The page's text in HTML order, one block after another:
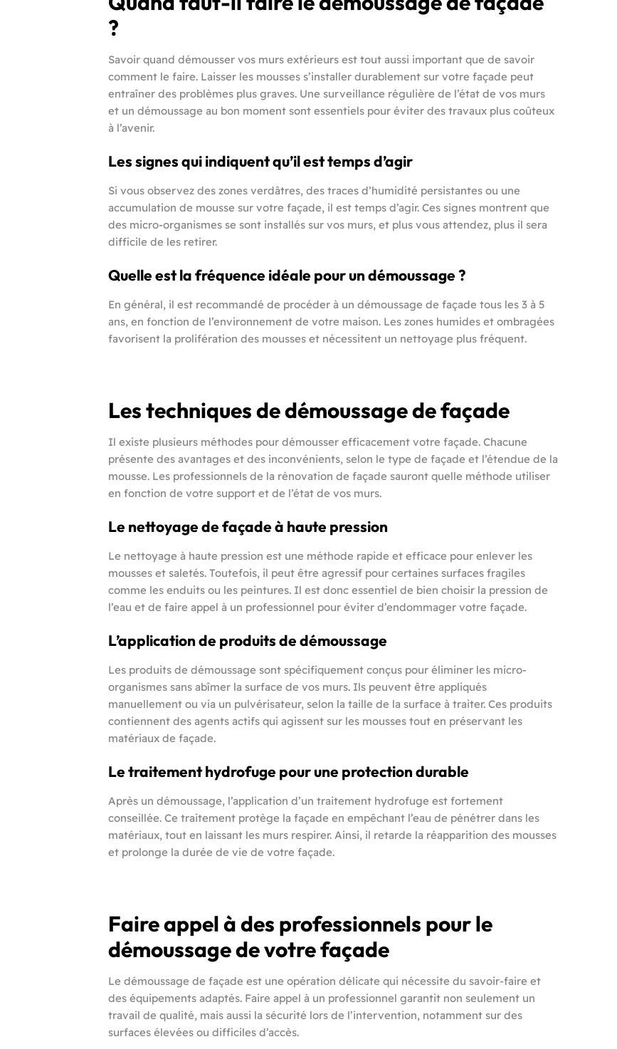
?
Savoir quand démousser vos murs extérieurs est tout aussi important que de savoir
comment le faire. Laisser les mousses s’installer durablement sur votre façade peut
entraîner des problèmes plus graves. Une surveillance régulière de l’état de vos murs
et un démoussage au bon moment sont essentiels pour éviter des travaux plus coûteux
à l’avenir.
Les signes qui indiquent qu’il est temps d’agir
Si vous observez des zones verdâtres, des traces d’humidité persistantes ou une
accumulation de mousse sur votre façade, il est temps d’agir. Ces signes montrent que
des micro-organismes se sont installés sur vos murs, et plus vous attendez, plus il sera
difficile de les retirer.
Quelle est la fréquence idéale pour un démoussage ?
En général, il est recommandé de procéder à un démoussage de façade tous les 3 à 5
ans, en fonction de l’environnement de votre maison. Les zones humides et ombragées
favorisent la prolifération des mousses et nécessitent un nettoyage plus fréquent.
Les techniques de démoussage de façade
Il existe plusieurs méthodes pour démousser efficacement votre façade. Chacune
présente des avantages et des inconvénients, selon le type de façade et l’étendue de la
mousse. Les professionnels de la rénovation de façade sauront quelle méthode utiliser
en fonction de votre support et de l’état de vos murs.
Le nettoyage de façade à haute pression
Le nettoyage à haute pression est une méthode rapide et efficace pour enlever les
mousses et saletés. Toutefois, il peut être agressif pour certaines surfaces fragiles
comme les enduits ou les peintures. Il est donc essentiel de bien choisir la pression de
l’eau et de faire appel à un professionnel pour éviter d’endommager votre façade.
L’application de produits de démoussage
Les produits de démoussage sont spécifiquement conçus pour éliminer les micro-
organismes sans abîmer la surface de vos murs. Ils peuvent être appliqués
manuellement ou via un pulvérisateur, selon la taille de la surface à traiter. Ces produits
contiennent des agents actifs qui agissent sur les mousses tout en préservant les
matériaux de façade.
Le traitement hydrofuge pour une protection durable
Après un démoussage, l’application d’un traitement hydrofuge est fortement
conseillée. Ce traitement protège la façade en empêchant l’eau de pénétrer dans les
matériaux, tout en laissant les murs respirer. Ainsi, il retarde la réapparition des mousses
et prolonge la durée de vie de votre façade.
Faire appel à des professionnels pour le
démoussage de votre façade
Le démoussage de façade est une opération délicate qui nécessite du savoir-faire et
des équipements adaptés. Faire appel à un professionnel garantit non seulement un
travail de qualité, mais aussi la sécurité lors de l’intervention, notamment sur des
surfaces élevées ou difficiles d’accès.